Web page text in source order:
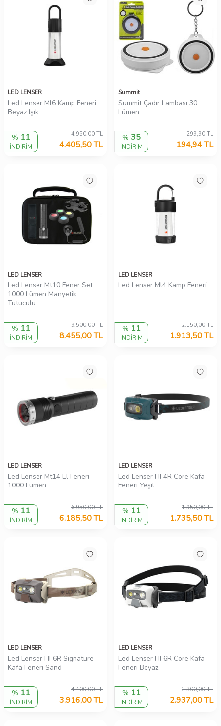
LED LENSER
Led Lenser Ml6 Kamp Feneri
Beyaz Işık
% 11
İNDİRİM
4.950,00TL
4.405,50TL
Summit
Summit Çadır Lambası 30
Lümen
%35
İNDİRİM
299,90TL
194,94TL
LED LENSER
Led Lenser Mt10 Fener Set
1000 Lümen Manyetik
Tutuculu
% 11
İNDİRİM
9.500,00TL
8.455,00TL
LED LENSER
Led Lenser Ml4 Kamp Feneri
% 11
İNDİRİM
2.150,00TL
1.913,50TL
LED LENSER
Led Lenser Mt14 El Feneri
1000 Lümen
% 11
İNDİRİM
6.950,00TL
6.185,50TL
LED LENSER
Led Lenser HF4R Core Kafa
Feneri Yeşil
% 11
İNDİRİM
1.950,00TL
1.735,50TL
LED LENSER
Led Lenser HF6R Signature
Kafa Feneri Sand
% 11
İNDİRİM
4.400,00TL
3.916,00TL
LED LENSER
Led Lenser HF6R Core Kafa
Feneri Beyaz
% 11
İNDİRİM
3.300,00TL
2.937,00TL